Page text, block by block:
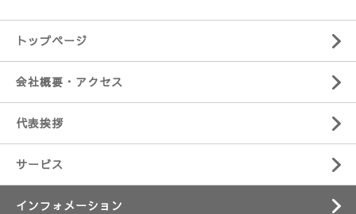
トップページ
会社概要・アクセス
代表挨拶
サービス
インフォメーション